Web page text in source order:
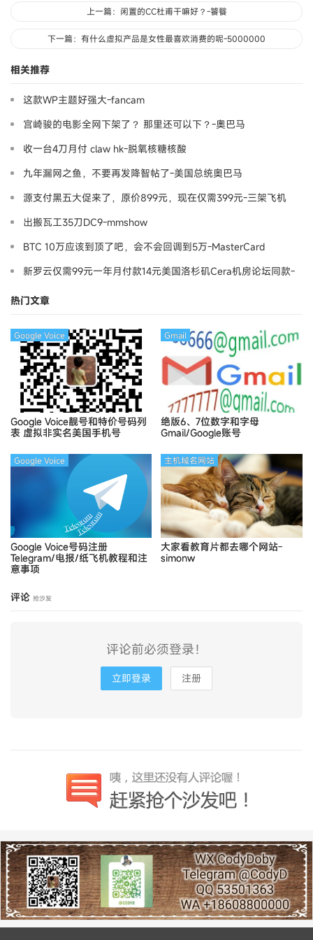
上一篇：闲置的CC杜甫干嘛好？-饕餮
下一篇：有什么虚拟产品是女性最喜欢消费的呢-5000000
相关推荐
这款WP主题好强大-fancam
宫崎骏的电影全网下架了？ 那里还可以下？-奧巴马
收一台4刀月付 claw hk-脱氧核糖核酸
九年漏网之鱼，不要再发降智帖了-美国总统奥巴马
源支付黑五大促来了，原价899元，现在仅需399元-三架飞机
出搬瓦工35刀DC9-mmshow
BTC 10万应该到顶了吧，会不会回调到5万-MasterCard
新罗云仅需99元一年月付款14元美国洛杉矶Cera机房论坛同款-
热门文章
Google Voice靓号和特价号码列
表 虚拟非实名美国手机号
Google Voice
绝版6、7位数字和字母
Gmail/Google账号
Gmail
Google Voice号码注册
Telegram/电报/纸飞机教程和注
意事项
Google Voice
大家看教育片都去哪个网站-
simonw
主机域名网站
评论 抢沙发
评论前必须登录！
立即登录 注册